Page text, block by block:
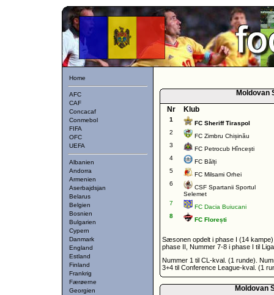
Home
AFC
CAF
Concacaf
Conmebol
FIFA
OFC
UEFA
Albanien
Andorra
Armenien
Aserbajdsjan
Belarus
Belgien
Bosnien
Bulgarien
Cypern
Danmark
England
Estland
Finland
Frankrig
Færøerne
Georgien
Moldovan
Nr
Klub
1
FC Sheriff Tiraspol
2
FC Zimbru Chișinău
3
FC Petrocub Hîncești
4
FC Bălți
5
FC Milsami Orhei
6
CSF Spartanii Sportul
Selemet
7
FC Dacia Buiucani
8
FC Florești
Sæsonen opdelt i phase I (14
phase II, Nummer 7-8 i phase I til
Nummer 1 til CL-kval. (1 runde).
3+4 til Conference League-kval. (1
Moldovan